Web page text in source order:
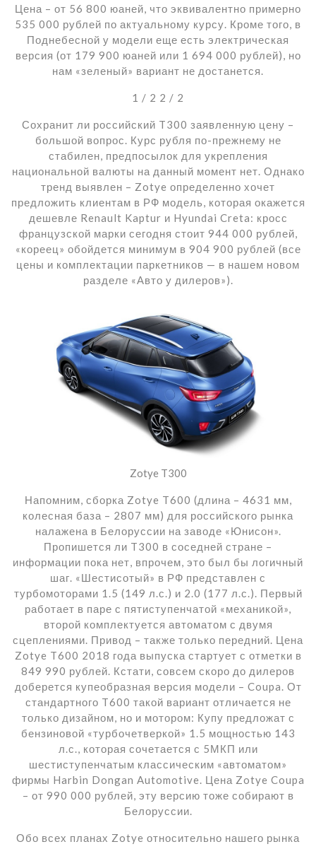
Цена – от 56 800 юаней, что эквивалентно примерно
535 000 рублей по актуальному курсу. Кроме того, в
Поднебесной у модели еще есть электрическая
версия (от 179 900 юаней или 1 694 000 рублей), но
нам «зеленый» вариант не достанется.
1 / 2 2 / 2
Сохранит ли российский T300 заявленную цену –
большой вопрос. Курс рубля по-прежнему не
стабилен, предпосылок для укрепления
национальной валюты на данный момент нет. Однако
тренд выявлен – Zotye определенно хочет
предложить клиентам в РФ модель, которая окажется
дешевле Renault Kaptur и Hyundai Creta: кросс
французской марки сегодня стоит 944 000 рублей,
«кореец» обойдется минимум в 904 900 рублей (все
цены и комплектации паркетников — в нашем новом
разделе «Авто у дилеров»).
Zotye T300
Напомним, сборка Zotye T600 (длина – 4631 мм,
колесная база – 2807 мм) для российского рынка
налажена в Белоруссии на заводе «Юнисон».
Пропишется ли T300 в соседней стране –
информации пока нет, впрочем, это был бы логичный
шаг. «Шестисотый» в РФ представлен с
турбомоторами 1.5 (149 л.с.) и 2.0 (177 л.с.). Первый
работает в паре с пятиступенчатой «механикой»,
второй комплектуется автоматом с двумя
сцеплениями. Привод – также только передний. Цена
Zotye T600 2018 года выпуска стартует с отметки в
849 990 рублей. Кстати, совсем скоро до дилеров
доберется купеобразная версия модели – Coupa. От
стандартного T600 такой вариант отличается не
только дизайном, но и мотором: Купу предложат с
бензиновой «турбочетверкой» 1.5 мощностью 143
л.с., которая сочетается с 5МКП или
шестиступенчатым классическим «автоматом»
фирмы Harbin Dongan Automotive. Цена Zotye Coupa
– от 990 000 рублей, эту версию тоже собирают в
Белоруссии.
Обо всех планах Zotye относительно нашего рынка